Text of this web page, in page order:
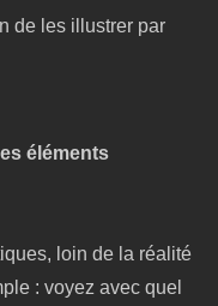
de les illustrer par
éléments
loin de la réalité
: voyez avec quel